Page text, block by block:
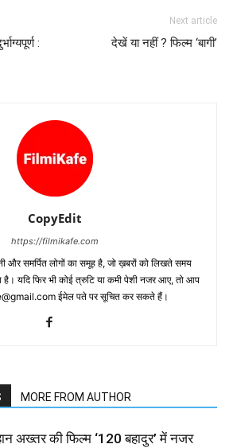
:
Next article
देखें या नहीं ? फिल्म ‘बागी’
CopyEdit
https://filmikafe.com
समर्पित लोगों का समूह है, जो ख़बरों को लिखते समय
है। यदि फिर भी कोई त्रुटि या कमी पेशी नजर आए, तो आप
ईमेल पते पर सूचित कर सकते हैं।
MORE FROM AUTHOR
अख्तर की फिल्म ‘120 बहादुर’ में नजर